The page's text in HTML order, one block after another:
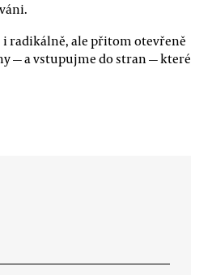
i radikálně, ale přitom otevřeně
— a vstupujme do stran — které